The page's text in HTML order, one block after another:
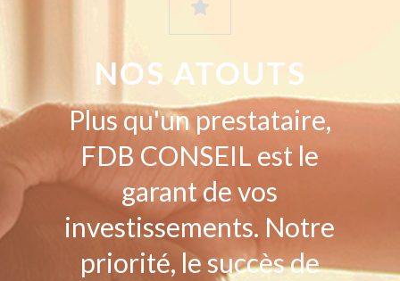
NOS ATOUTS
Plus qu'un prestataire,
FDB CONSEIL est le
garant de vos
investissements. Notre
priorité, le succès de